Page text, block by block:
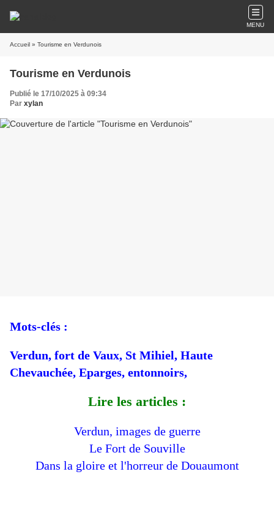
MENU
Accueil » Tourisme en Verdunois
Tourisme en Verdunois
Publié le 17/10/2025 à 09:34
Par xylan
Mots-clés :
Verdun, fort de Vaux, St Mihiel, Haute
Chevauchée, Eparges, entonnoirs,
Lire les articles :
Verdun, images de guerre
Le Fort de Souville
Dans la gloire et l'horreur de Douaumont